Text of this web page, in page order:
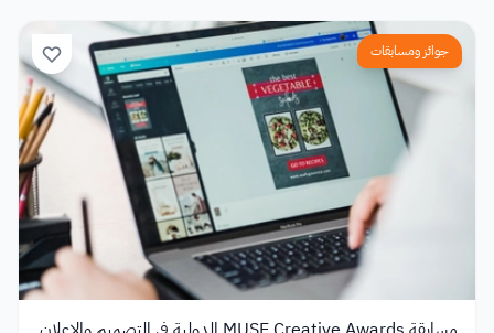
جوائز ومسابقات